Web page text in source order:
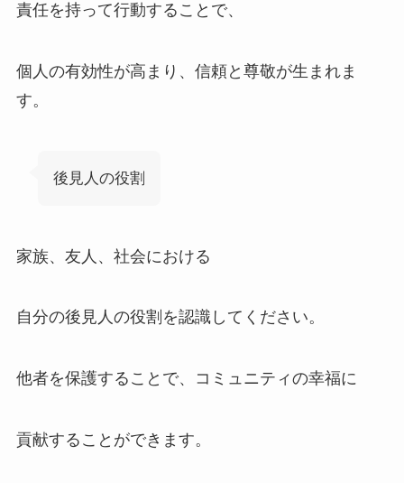
責任を持って行動することで、
個人の有効性が高まり、信頼と尊敬が生まれま
す。
後見人の役割
家族、友人、社会における
自分の後見人の役割を認識してください。
他者を保護することで、コミュニティの幸福に
貢献することができます。